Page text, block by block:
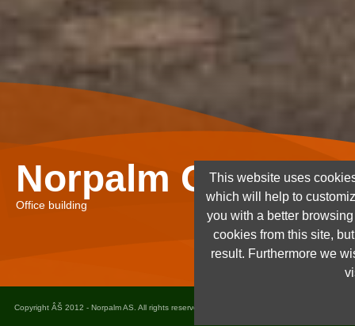
Norpalm Ghana
Office building
Copyright ÂŠ 2012 - Norpalm AS. All rights reserved. Design and implementation
This website uses
which will help to
you with a better
cookies from this site,
result. Furthermore we